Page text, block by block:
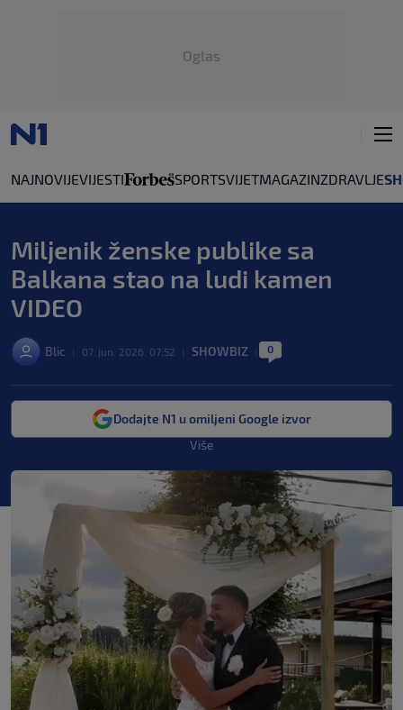
Oglas
NAJNOVIJEVIJESTI SPORTSVIJETMAGAZINZDRAVLJE
Miljenik ženske publike sa
Balkana stao na ludi kamen
VIDEO
Blic 07. jun. 2026. 07:52 SHOWBIZ 0
Dodajte N1 u omiljeni Google izvor
Više